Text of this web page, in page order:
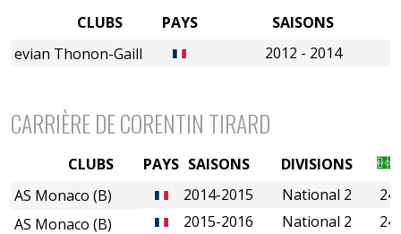
PAYS
SAISONS
2012 - 2014
CLUBS
evian Thonon-Gaillard FC
CARRIÈRE DE CORENTIN TIRARD
PAYS SAISONS
DIVISIONS
2014-2015
National 2
24
2015-2016
National 2
24
CLUBS
AS Monaco (B)
AS Monaco (B)